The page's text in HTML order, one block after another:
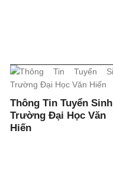
Thông Tin Tuyển Sinh
Trường Đại Học Văn
Hiến